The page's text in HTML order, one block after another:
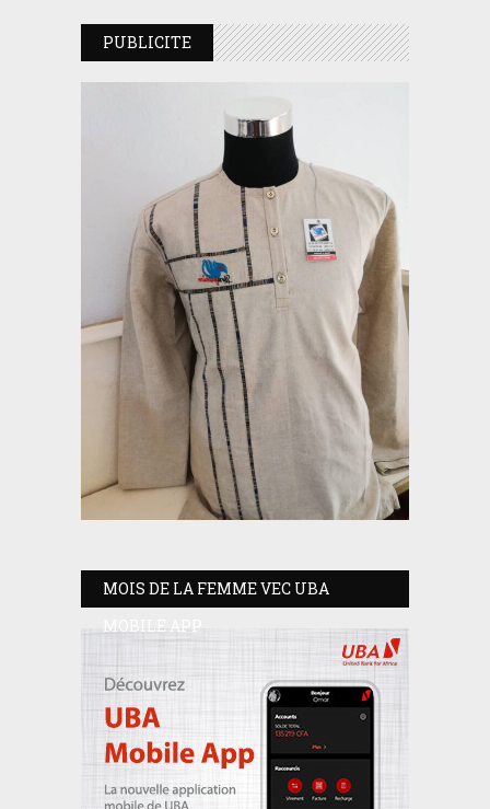
PUBLICITE
MOIS DE LA FEMME VEC UBA
MOBILE APP